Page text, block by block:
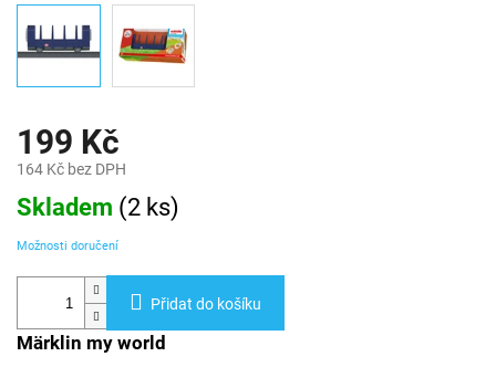
199 Kč
164 Kč bez DPH
Měrná
cena:
Skladem (2 ks)
Možnosti doručení
Přidat do košíku
Märklin my world